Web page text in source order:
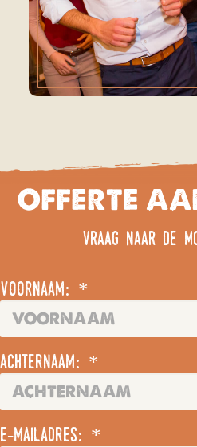
OFFERTE
vraag naar de
voornaam: *
achternaam: *
e-mailadres: *